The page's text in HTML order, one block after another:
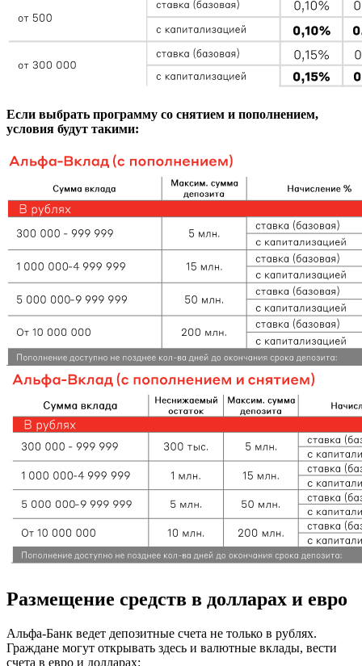
Если выбрать программу со снятием и пополнением,
условия будут такими:
Размещение средств в долларах и евро
Альфа-Банк ведет депозитные счета не только в рублях.
Граждане могут открывать здесь и валютные вклады, вести
счета в евро и долларах: